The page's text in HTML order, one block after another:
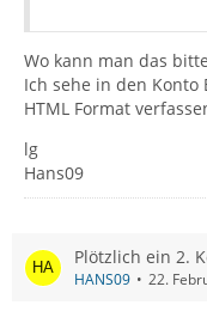
Wo kann man das
Ich sehe in den
HTML Format
lg
Hans09
Plötzlich ein 2.
HANS09 22.